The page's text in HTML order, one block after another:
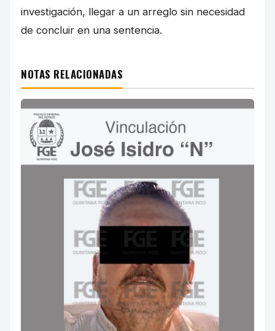
investigación, llegar a un arreglo sin necesidad
de concluir en una sentencia.
NOTAS RELACIONADAS